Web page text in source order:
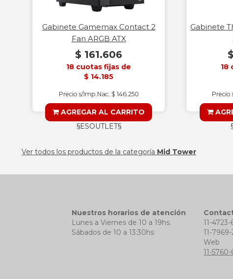
Gabinete Gamemax Contact 2
Fan ARGB ATX
$ 161.606
18 cuotas fijas de
$ 14.185
Precio s/Imp.Nac. $ 146.250
AGREGAR AL CARRITO
§ESOUTLET§
Gabinete
18
Precio
Ver todos los productos de la categoría Mid Tower
Nuestros horarios de atención
Lunes a Viernes de 10 a 19hs.
Sábados de 10 a 13:30hs
11-
11-
Web
11-